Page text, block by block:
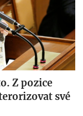
Z pozice
své